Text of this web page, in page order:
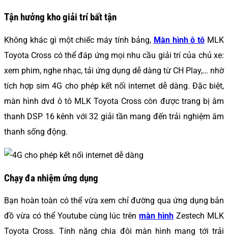
Tận hưởng kho giải trí bất tận
Không khác gì một chiếc máy tính bảng, Màn hình ô tô MLK
Toyota Cross có thể đáp ứng mọi nhu cầu giải trí của chủ xe:
xem phim, nghe nhạc, tải ứng dụng dễ dàng từ CH Play,… nhờ
tích hợp sim 4G cho phép kết nối internet dễ dàng. Đặc biệt,
màn hình dvd ô tô MLK Toyota Cross còn được trang bị âm
thanh DSP 16 kênh với 32 giải tần mang đến trải nghiệm âm
thanh sống động.
Chạy đa nhiệm ứng dụng
Bạn hoàn toàn có thể vừa xem chỉ đường qua ứng dụng bản
đồ vừa có thể Youtube cùng lúc trênmàn hình Zestech MLK
Toyota Cross. Tính năng chia đôi màn hình mang tới trải